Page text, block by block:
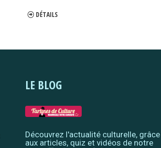
DÉTAILS
LE BLOG
Découvrez l'actualité culturelle, grâce
aux articles, quiz et vidéos de notre